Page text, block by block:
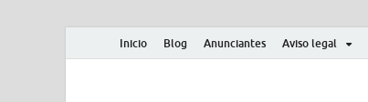
Inicio Blog Anunciantes Aviso legal